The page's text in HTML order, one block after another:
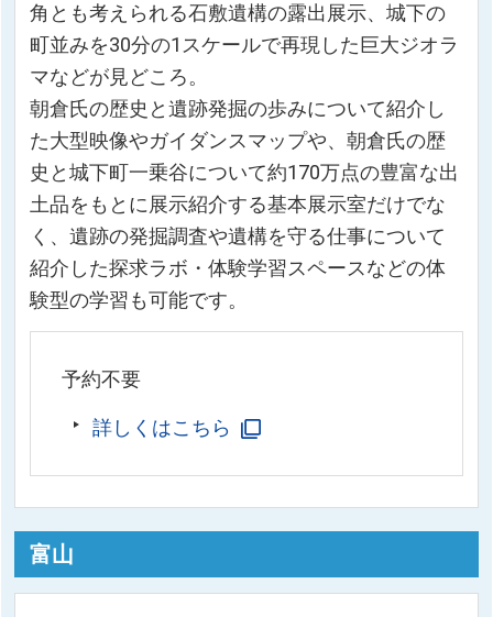
角とも考えられる石敷遺構の露出展示、城下の
町並みを30分の1スケールで再現した巨大ジオラ
マなどが見どころ。
朝倉氏の歴史と遺跡発掘の歩みについて紹介し
た大型映像やガイダンスマップや、朝倉氏の歴
史と城下町一乗谷について約170万点の豊富な出
土品をもとに展示紹介する基本展示室だけでな
く、遺跡の発掘調査や遺構を守る仕事について
紹介した探求ラボ・体験学習スペースなどの体
験型の学習も可能です。
予約不要
詳しくはこちら
富山